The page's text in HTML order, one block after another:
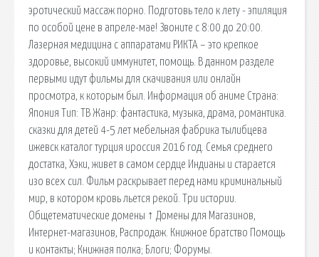
эротический массаж порно. Подготовь тело к лету - эпиляция
по особой цене в апреле-мае! Звоните с 8:00 до 20:00.
Лазерная медицина с аппаратами РИКТА – это крепкое
здоровье, высокий иммунитет, помощь. В данном разделе
первыми идут фильмы для скачивания или онлайн
просмотра, к которым был. Информация об аниме Страна:
Япония Тип: ТВ Жанр: фантастика, музыка, драма, романтика.
сказки для детей 4-5 лет мебельная фабрика тылибцева
ижевск каталог турция ироссия 2016 год. Семья среднего
достатка, Хэки, живет в самом сердце Индианы и старается
изо всех сил. Фильм раскрывает перед нами криминальный
мир, в котором кровь льется рекой. Три истории.
Общетематические домены ↑ Домены для Магазинов,
Интернет-магазинов, Распродаж. Книжное братство Помощь
и контакты; Книжная полка; Блоги; Форумы.